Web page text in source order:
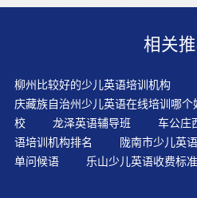
热门课程，更贴近英美本土教
英语，还会阻碍孩子少儿英语
活。?在基础阶段，孩子要进入
习，确保学习英语的稳定。放录
子输入，其次是利用插图给孩子
认知英语的能力。喜欢唱歌是孩
子这种天性，选择简单的英语
宝对韵律的东西很感兴趣，也容
相关
柳州比较好的少儿英语培训机构
庆藏族自治州少儿英语在线培训哪个
校
龙泽英语辅导班 车公庄
语培训机构排名
陇南市少儿英
单问候语
乐山少儿英语收费标